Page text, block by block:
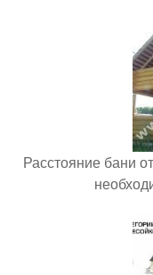
Расстояние бани